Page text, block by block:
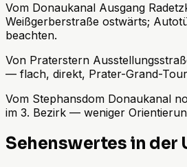
Vom Donaukanal Ausgang
Weißgerberstraße ostwärts;
beachten.
Von Praterstern
— flach, direkt, Prater-Grand-
Vom Stephansdom Donaukanal
im 3. Bezirk — weniger
Sehenswertes in der